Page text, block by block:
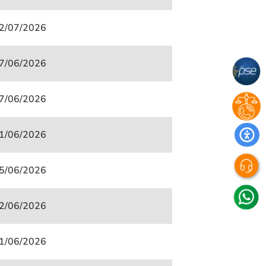
07/2026
06/2026
06/2026
06/2026
06/2026
06/2026
06/2026